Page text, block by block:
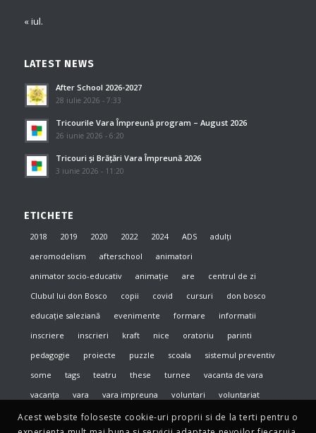
« iul.
LATEST NEWS
After School 2026-2027
28 iulie 2026 - 7:33
Tricourile Vara Împreună program – August 2026
26 iunie 2026 - 6:20
Tricouri și Brățări Vara Împreună 2026
3 iunie 2026 - 11:20
ETICHETE
2018 2019 2020 2022 2024 ADS
adulți
aeromodelism
afterschool
animatori
animator socio-educativ
animație are
centrul de zi
Clubul lui don Bosco
copii covid cursuri
don bosco
educație saleziană
evenimente formare
informatii
inscriere
inscrieri kraft nice oratoriu
parinti
pedagogie
proiecte puzzle scoala
sistemul preventiv
some
tags teatru these turnee
vacanta de vara
vacanța
vara vara impreuna voluntari voluntariat
Acest website foloseste cookie-uri proprii si de la terti pentru o